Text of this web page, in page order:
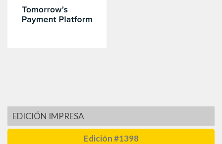
EDICIÓN IMPRESA
Edición #1398